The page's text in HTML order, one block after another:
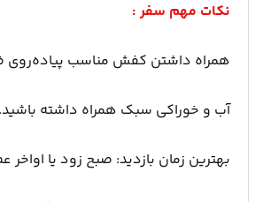
نکات مهم سفر :
همراه داشتن کفش مناسب
آب و خوراکی سبک همراه داشته باشید.
بهترین زمان بازدید: صبح زود یا اواخر